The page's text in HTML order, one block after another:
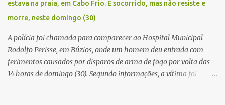
estava na praia, em Cabo Frio. É socorrido, mas não resiste e
morre, neste domingo (30)
A polícia foi chamada para comparecer ao Hospital Municipal
Rodolfo Perisse, em Búzios, onde um homem deu entrada com
ferimentos causados por disparos de arma de fogo por volta das
14 horas de domingo (30). Segundo informações, a vítima foi